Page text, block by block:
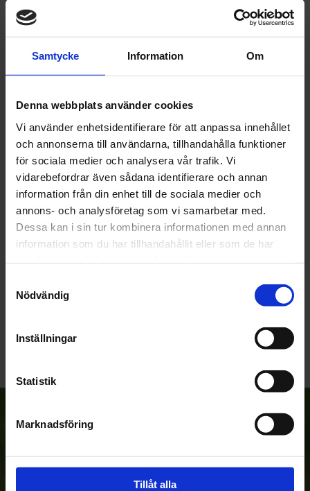
Samtycke Information Om
Denna webbplats använder cookies
Vi använder enhetsidentifierare för att anpassa innehållet
och annonserna till användarna, tillhandahålla funktioner
för sociala medier och analysera vår trafik. Vi
vidarebefordrar även sådana identifierare och annan
information från din enhet till de sociala medier och
annons- och analysföretag som vi samarbetar med.
Dessa kan i sin tur kombinera informationen med annan
information som du har tillhandahållit eller som de har
Nödvändig
Inställningar
Statistik
Marknadsföring
Tillåt alla
OMDÖMEN
Du
Anmäl dig till vårt nyhetsbrev!
Prenumerera